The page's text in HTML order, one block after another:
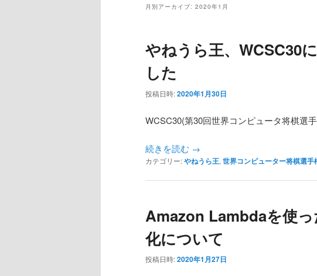
コ
ン
ツ
移
ン
テ
へ
動
月別アーカイブ: 2020年1月
やねうら王、WCSC30
した
投稿日時:2020年1月30日
WCSC30(第30回世界コンピュータ将棋選
続きを読む →
カテゴリー:やねうら王, 世界コンピューター将棋選手
Amazon Lambdaを使
化について
投稿日時:2020年1月27日